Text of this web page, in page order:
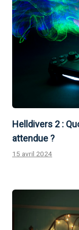
Helldivers 2 :
attendue ?
15 avril 2024